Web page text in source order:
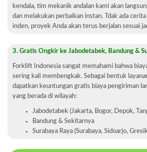
kendala, tim mekanik andalan kami akan
dan melakukan perbaikan instan. Tdak ada
inden, proyek Anda akan terus berjalan sesuai
3. Gratis Ongkir ke Jabodetabek, Bandung &
Forklift Indonesia sangat memahami bahwa
sering kali membengkak. Sebagai bentuk
dapatkan keuntungan gratis biaya pengiriman
yang berada di wilayah:
Jabodetabek (Jakarta, Bogor, Depok,
Bandung & Sekitarnya
Surabaya Raya (Surabaya, Sidoarjo,